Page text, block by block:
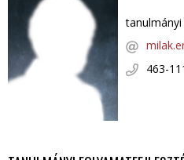
463-